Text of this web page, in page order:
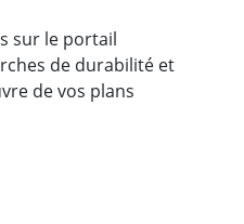
sur le portail
de durabilité et
de vos plans